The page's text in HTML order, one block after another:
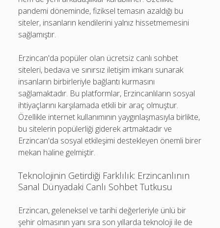
pandemi döneminde, fiziksel temasın azaldığı bu
siteler, insanların kendilerini yalnız hissetmemesini
sağlamıştır.
Erzincan'da popüler olan ücretsiz canlı sohbet
siteleri, bedava ve sınırsız iletişim imkanı sunarak
insanların birbirleriyle bağlantı kurmasını
sağlamaktadır. Bu platformlar, Erzincanlıların sosyal
ihtiyaçlarını karşılamada etkili bir araç olmuştur.
Özellikle internet kullanımının yaygınlaşmasıyla birlikte,
bu sitelerin popülerliği giderek artmaktadır ve
Erzincan'da sosyal etkileşimi destekleyen önemli birer
mekan haline gelmiştir.
Teknolojinin Getirdiği Farklılık: Erzincanlının
Sanal Dünyadaki Canlı Sohbet Tutkusu
Erzincan, geleneksel ve tarihi değerleriyle ünlü bir
şehir olmasının yanı sıra son yıllarda teknoloji ile de